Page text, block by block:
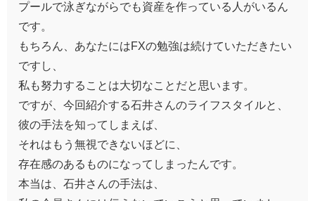
プールで泳ぎながらでも資産を作っている人がいるん
です。
もちろん、あなたにはFXの勉強は続けていただきたい
ですし、
私も努力することは大切なことだと思います。
ですが、今回紹介する石井さんのライフスタイルと、
彼の手法を知ってしまえば、
それはもう無視できないほどに、
存在感のあるものになってしまったんです。
本当は、石井さんの手法は、